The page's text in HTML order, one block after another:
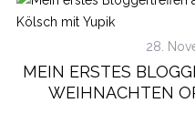
28.
MEIN ERSTES
WEIHNACHTEN